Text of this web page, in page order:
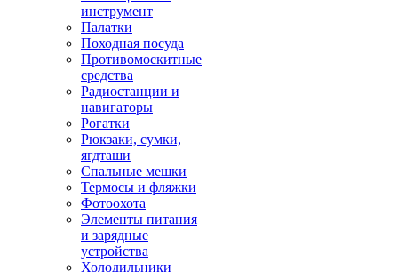
инструмент
Палатки
Походная посуда
Противомоскитные
средства
Радиостанции и
навигаторы
Рогатки
Рюкзаки, сумки,
ягдташи
Спальные мешки
Термосы и фляжки
Фотоохота
Элементы питания
и зарядные
устройства
Холодильники